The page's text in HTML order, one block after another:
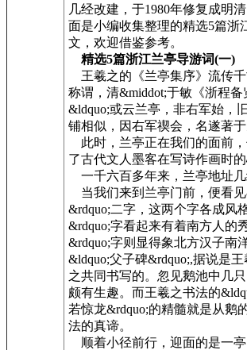
几经改建，于1980年修复成明
面是小编收集整理的精选5篇浙
文，欢迎借鉴参考。
精选5篇浙江兰亭导游词(一)
王羲之的《兰亭集序》流传
称谓，清&middot;于敏《浙程备
&ldquo;或云兰亭，非右军始，
铺相似，因右军禊会，名遂著
此时，兰亭正在我们的面前，
了古代文人墨客在写诗作画时
一千六百多年来，兰亭地址几
当我们来到兰亭门前，便看见
&rdquo;二字，这两个字各成风
&rdquo;字看起来有着南方人的
&rdquo;字则显得象北方汉子南
&ldquo;父子碑&rdquo;,据说是
之共同书写的。忽见鹅池中几只
颇有生趣。而王羲之书法的
若惊龙&rdquo;的精髓就是从鹅
法的真谛。
顺着小径前行，迎面的是一